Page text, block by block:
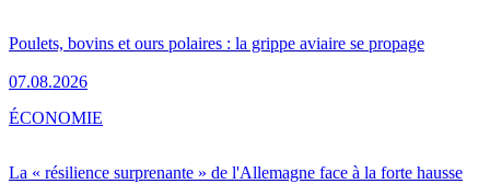
Poulets, bovins et ours polaires : la grippe aviaire se propage
07.08.2026
La « résilience surprenante » de l'Allemagne face à la forte hausse
ÉCONOMIE